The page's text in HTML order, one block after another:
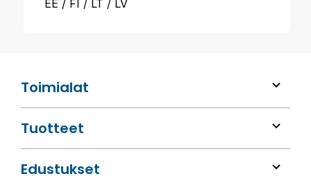
Toimialat
Tuotteet
Edustukset
EE FI LT LV